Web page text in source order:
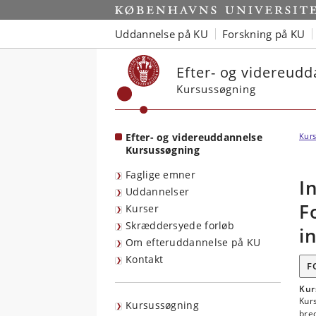
Start
Uddannelse på KU Forskning på KU
Efter- og
Kursussøgning
Efter- og videreuddannelse
Kursussøgning
Faglige emner
Uddannelser
Kurser
Skræddersyede forløb
Om efteruddannelse på KU
Kontakt
Kursussøgning